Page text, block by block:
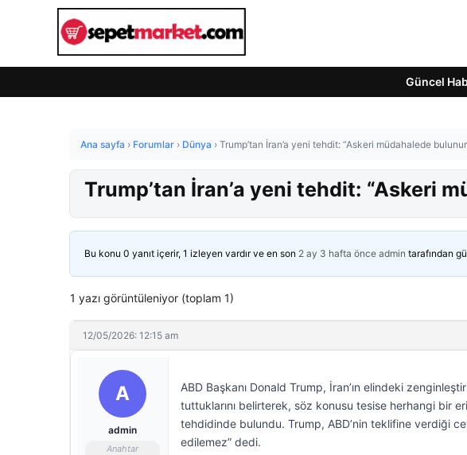
Güncel
Ana sayfa › Forumlar › Dünya › Trump’tan İran’a yeni tehdit: “Askeri müdahalede
Trump’tan İran’a yeni tehdit: “Askeri
Bu konu 0 yanıt içerir, 1 izleyen vardır ve en son 2 ay 3 hafta önce admin tarafından
1 yazı görüntüleniyor (toplam 1)
12/05/2026: 12:15 am
A
admin
Anahtar
ABD Başkanı Donald Trump, İran’ın elindeki
tuttuklarını belirterek, söz konusu tesise herhangi bir
tehdidinde bulundu. Trump, ABD’nin teklifine verdiği
edilemez” dedi.